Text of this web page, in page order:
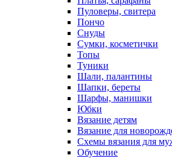
Пуловеры, свитера
Пончо
Снуды
Сумки, косметички
Топы
Туники
Шали, палантины
Шапки, береты
Шарфы, манишки
Юбки
Вязание детям
Вязание для
Схемы вязания для
Обучение